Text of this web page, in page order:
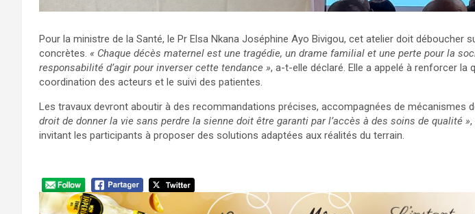
Pour la ministre de la Santé, le Pr Elsa Nkana Joséphine Ayo Bivigou, cet atelier doit déboucher
concrètes. « Chaque décès maternel est une tragédie, un drame familial et une perte pour la
responsabilité d’agir pour inverser cette tendance », a-t-elle déclaré. Elle a appelé à renforcer la
coordination des acteurs et le suivi des patientes.
Les travaux devront aboutir à des recommandations précises, accompagnées de mécanismes
droit de donner la vie sans perdre la sienne doit être garanti par l’accès à des soins de qualité »,
invitant les participants à proposer des solutions adaptées aux réalités du terrain.